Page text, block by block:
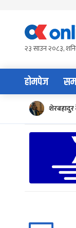
content२३ साउन २०८३,
होमपेज
शेरबहादुर